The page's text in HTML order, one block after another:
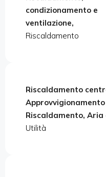
condizionamento e
ventilazione,
Riscaldamento
Riscaldamento
Riscaldamento,
Utilità